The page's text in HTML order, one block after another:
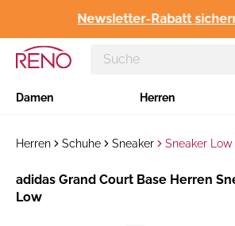
Newsletter-Rabatt
Damen Herren
Herren Schuhe Sneaker Sneaker Low
Hersteller:
adidas Grand Court Base Herren
Low